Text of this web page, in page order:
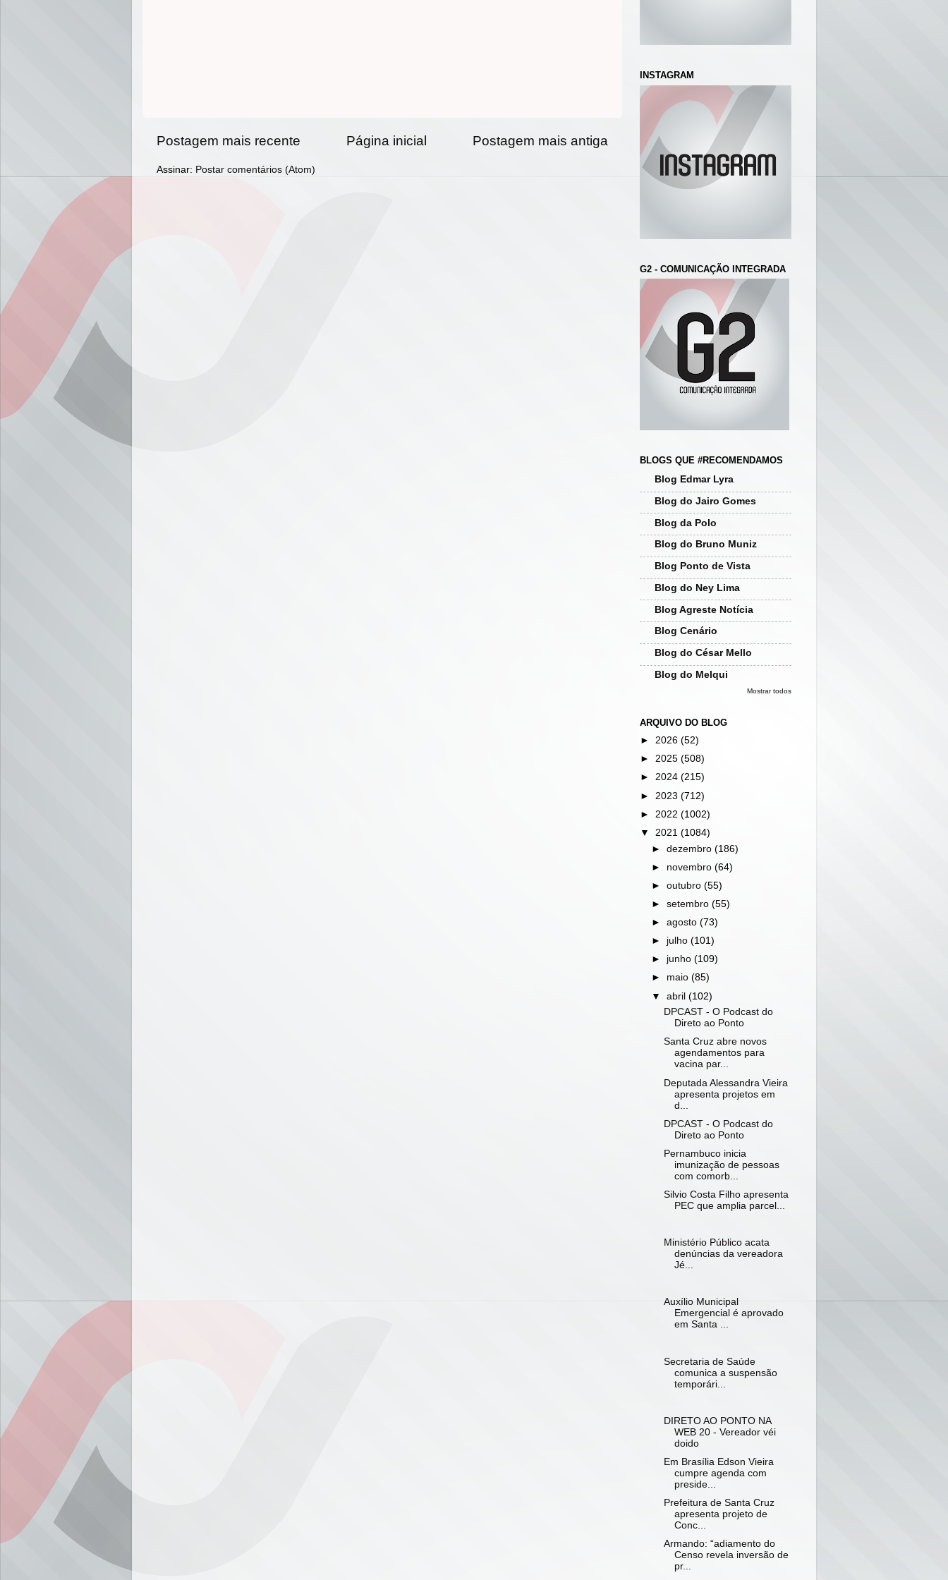
Postagem mais recente Postagem mais antiga
Página inicial
Assinar: Postar comentários (Atom)
INSTAGRAM
G2 - COMUNICAÇÃO INTEGRADA
BLOGS QUE #RECOMENDAMOS
Blog Edmar Lyra
Blog do Jairo Gomes
Blog da Polo
Blog do Bruno Muniz
Blog Ponto de Vista
Blog do Ney Lima
Blog Agreste Notícia
Blog Cenário
Blog do César Mello
Blog do Melqui
Mostrar todos
ARQUIVO DO BLOG
► 2026 (52)
► 2025 (508)
► 2024 (215)
► 2023 (712)
► 2022 (1002)
▼ 2021 (1084)
►dezembro(186)
► novembro(64)
►outubro(55)
►setembro(55)
►agosto(73)
► julho(101)
► junho(109)
► maio(85)
▼abril(102)
DPCAST - O Podcast do
Direto ao Ponto
Santa Cruz abre novos
agendamentos para
vacina par...
Deputada Alessandra Vieira
apresenta projetos em
d...
DPCAST - O Podcast do
Direto ao Ponto
Pernambuco inicia
imunização de pessoas
com comorb...
Silvio Costa Filho apresenta
PEC que amplia parcel...
Ministério Público acata
denúncias da vereadora
Jé...
Auxílio Municipal
Emergencial é aprovado
em Santa ...
Secretaria de Saúde
comunica a suspensão
temporári...
DIRETO AO PONTO NA
WEB 20 - Vereador véi
doido
Em Brasília Edson Vieira
cumpre agenda com
preside...
Prefeitura de Santa Cruz
apresenta projeto de
Conc...
Armando: “adiamento do
Censo revela inversão de
pr...